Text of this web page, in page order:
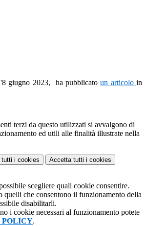
giugno 2023, ha pubblicatoun articoloin
terzi da questo utilizzati si avvalgono di
ed utili alle finalità illustrate nella
tutti i cookies Accetta tutti i cookies
scegliere quali cookie consentire.
quelli che consentono il funzionamento della
disabilitarli.
i cookie necessari al funzionamento potete
POLICY.